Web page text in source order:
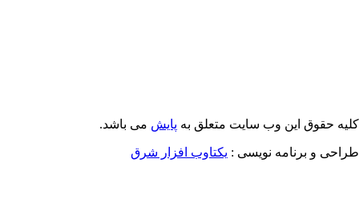
حقوق این وب سایت متعلق بهپایشمی باشد.
و برنامه نویسی : یکتاوب افزار شرق